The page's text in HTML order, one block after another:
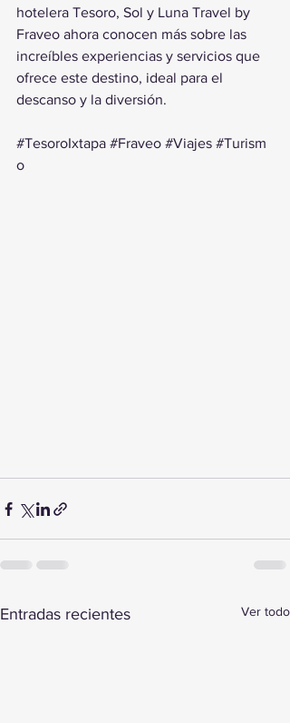
hotelera Tesoro, Sol y Luna Travel by
Fraveo ahora conocen más sobre las
increíbles experiencias y servicios que
ofrece este destino, ideal para el
descanso y la diversión.
#TesoroIxtapa #Fraveo #Viajes #Turism
o
Entradas recientes Ver todo